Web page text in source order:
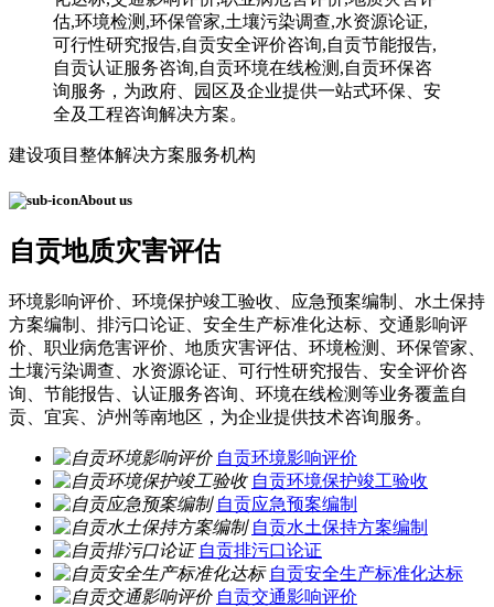
建设项目整体解决方案服务机构
About us
自贡地质灾害评估
环境影响评价、环境保护竣工验收、应急预案编制、水土保持
方案编制、排污口论证、安全生产标准化达标、交通影响评
价、职业病危害评价、地质灾害评估、环境检测、环保管家、
土壤污染调查、水资源论证、可行性研究报告、安全评价咨
询、节能报告、认证服务咨询、环境在线检测等业务覆盖自
贡、宜宾、泸州等南地区，为企业提供技术咨询服务。
自贡环境影响评价
自贡环境保护竣工验收
自贡应急预案编制
自贡水土保持方案编制
自贡排污口论证
自贡安全生产标准化达标
自贡交通影响评价